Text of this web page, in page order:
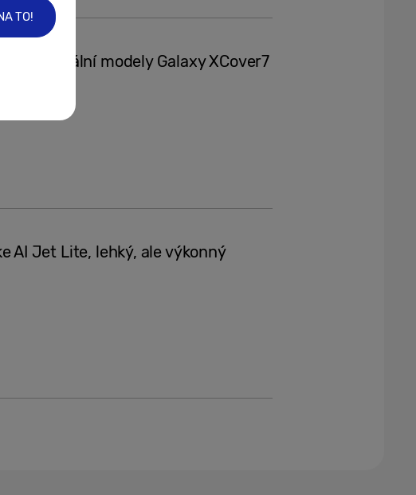
modely Galaxy XCover7
AI Jet Lite, lehký, ale výkonný
TO!